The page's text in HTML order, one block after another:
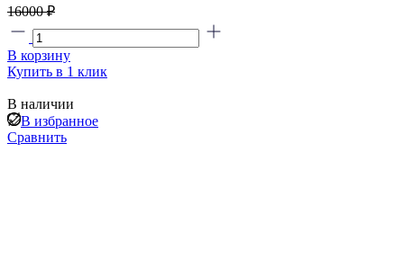
16000 ₽
В корзину
Купить в 1 клик
В наличии
В избранное
Сравнить